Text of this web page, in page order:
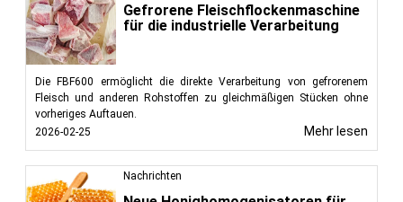
Gefrorene Fleischflockenmaschine
für die industrielle Verarbeitung
Die FBF600 ermöglicht die direkte Verarbeitung von gefrorenem
Fleisch und anderen Rohstoffen zu gleichmäßigen Stücken ohne
vorheriges Auftauen.
2026-02-25
Mehr lesen
Nachrichten